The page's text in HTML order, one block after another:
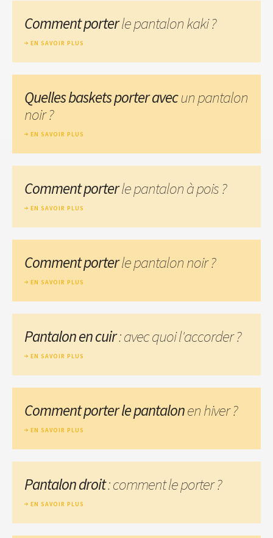
Comment porterle pantalon kaki ?
EN SAVOIR PLUS
Quelles baskets porter avecun pantalon
noir ?
EN SAVOIR PLUS
Comment porterle pantalon à pois ?
EN SAVOIR PLUS
Comment porterle pantalon noir ?
EN SAVOIR PLUS
Pantalon en cuir: avec quoi l'accorder ?
EN SAVOIR PLUS
Comment porter le pantalonen hiver ?
EN SAVOIR PLUS
Pantalon droit: comment le porter ?
EN SAVOIR PLUS